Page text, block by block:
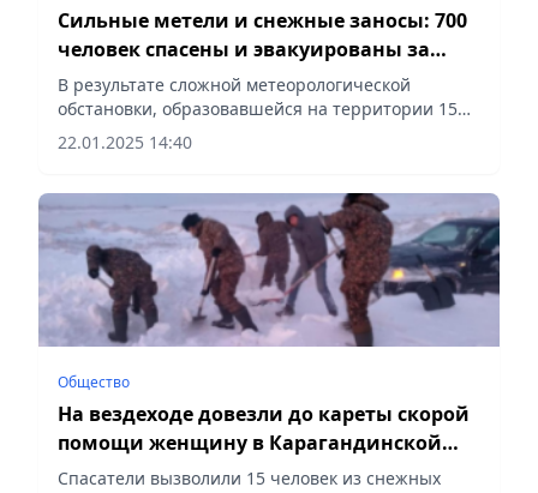
Сильные метели и снежные заносы: 700
человек спасены и эвакуированы за
двое суток в Казахстане
В результате сложной метеорологической
обстановки, образовавшейся на территории 15
регионов, было введено ограничение движения
на 62 участках автодорог республиканского
22.01.2025 14:40
Общество
На вездеходе довезли до кареты скорой
помощи женщину в Карагандинской
области
Спасатели вызволили 15 человек из снежных